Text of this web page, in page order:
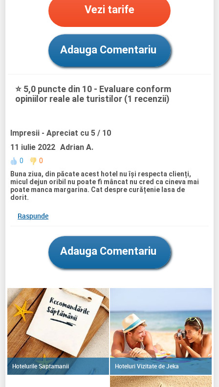
Vezi tarife
Adauga Comentariu
⭐ 5,0 puncte din 10 - Evaluare conform
opiniilor reale ale turistilor (1 recenzii)
Impresii - Apreciat cu 5 / 10
11 iulie 2022 Adrian A.
0
0
Buna ziua, din păcate acest hotel nu își respecta clienți,
micul dejun oribil nu poate fi mâncat nu cred ca cineva mai
poate manca margarina. Cat despre curățenie lasa de
dorit.
Raspunde
Adauga Comentariu
Hotelurile Saptamanii Hoteluri Vizitate de Jeka